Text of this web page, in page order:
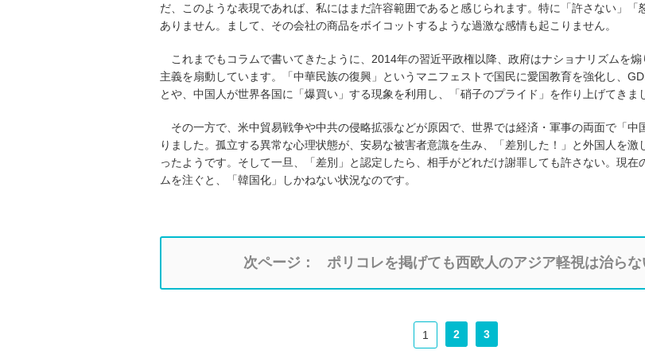
だ、このような表現であれば、私にはまだ許容範囲であると感じられます。特に「許さない」「
ありません。まして、その会社の商品をボイコットするような過激な感情も起こりません。
これまでもコラムで書いてきたように、2014年の習近平政権以降、政府はナショナリズムを
主義を扇動しています。「中華民族の復興」というマニフェストで国民に愛国教育を強化し、
とや、中国人が世界各国に「爆買い」する現象を利用し、「硝子のプライド」を作り上げてきま
その一方で、米中貿易戦争や中共の侵略拡張などが原因で、世界では経済・軍事の両面で「中
りました。孤立する異常な心理状態が、安易な被害者意識を生み、「差別した！」と外国人を激
ったようです。そして一旦、「差別」と認定したら、相手がどれだけ謝罪しても許さない。現在
ムを注ぐと、「韓国化」しかねない状況なのです。
次ページ： ポリコレを掲げても西欧人のアジア軽視は治らな
1 2 3